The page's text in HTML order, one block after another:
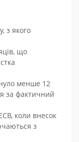
з якого
що
менше 12
за фактичний
коли внесок
з